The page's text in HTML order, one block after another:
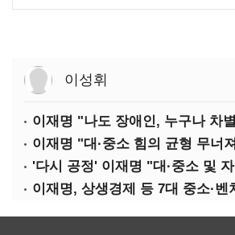
이성휘
이재명, 상생경제 등 7대 중소·벤